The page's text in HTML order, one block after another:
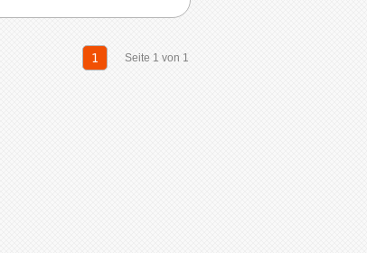
Seite 1 von 1
1